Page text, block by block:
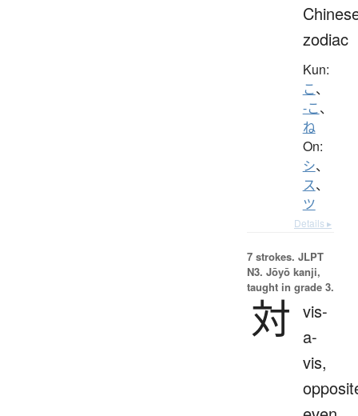
zodiac
Kun:
こ、
-こ、
ね
On:
シ、
ス、
ツ
Details ▸
7 strokes. JLPT
N3. Jōyō kanji,
taught in grade 3.
対 vis-
a-
vis,